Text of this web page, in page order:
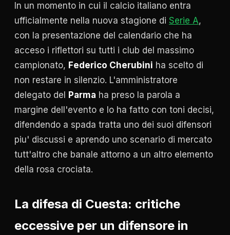
In un momento in cui il calcio italiano entra
ufficialmente nella nuova stagione di Serie A,
con la presentazione del calendario che ha
acceso i riflettori su tutti i club del massimo
campionato, Federico Cherubini ha scelto di
non restare in silenzio. L'amministratore
delegato del
Parma ha preso la parola a
margine dell'evento e lo ha fatto con toni decisi,
difendendo a spada tratta uno dei suoi difensori
piu' discussi e aprendo uno scenario di mercato
tutt'altro che banale attorno a un altro elemento
della rosa crociata.
La difesa di Cuesta: critiche
eccessive per un difensore in